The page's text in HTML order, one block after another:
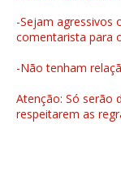
-Sejam agressivos
comentarista para
-Não tenham
Atenção: Só serão
respeitarem as